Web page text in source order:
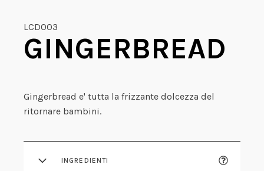
LCD003
GINGERBREAD
Gingerbread e' tutta la frizzante dolcezza del
ritornare bambini.
INGREDIENTI